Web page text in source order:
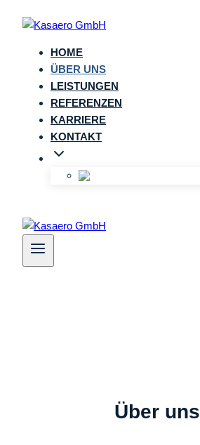
Inhalt
HOME
ÜBER UNS
LEISTUNGEN
REFERENZEN
KARRIERE
KONTAKT
Über uns